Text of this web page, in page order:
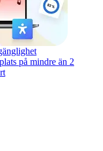
på mindre än 2